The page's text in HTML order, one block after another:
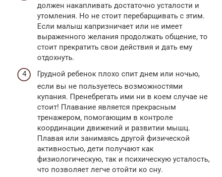
должен накапливать достаточно усталости и
утомления. Но не стоит перебарщивать с этим.
Если малыш капризничает или не имеет
выраженного желания продолжать общение, то
стоит прекратить свои действия и дать ему
отдохнуть.
Грудной ребенок плохо спит днем или ночью,
если вы не пользуетесь возможностями
купания. Пренебрегать ими ни в коем случае не
стоит! Плавание является прекрасным
тренажером, помогающим в контроле
координации движений и развитии мышц.
Плавая или занимаясь другой физической
активностью, дети получают как
физиологическую, так и психическую усталость,
что позволяет легче отойти ко сну.